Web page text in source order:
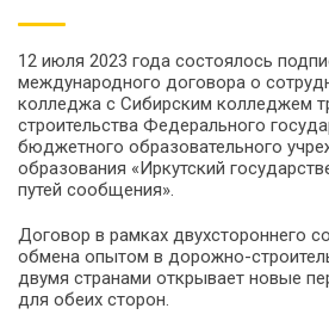
12 июля 2023 года состоялось
международного договора о
колледжа с Сибирским колледжем
строительства Федерального
бюджетного образовательного
образования «Иркутский
путей сообщения».
Договор в рамках двухстороннего
обмена опытом в дорожно-
двумя странами открывает новые
для обеих сторон.